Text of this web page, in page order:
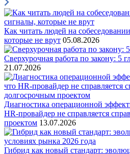
Как читать людей на
которые не врут 05.08.2026
Сверхурочная работа по закону: 5
21.07.2026
Диагностика операционной
HR-провайдер не справляется
проектом 13.07.2026
Гибрид как новый стандарт: